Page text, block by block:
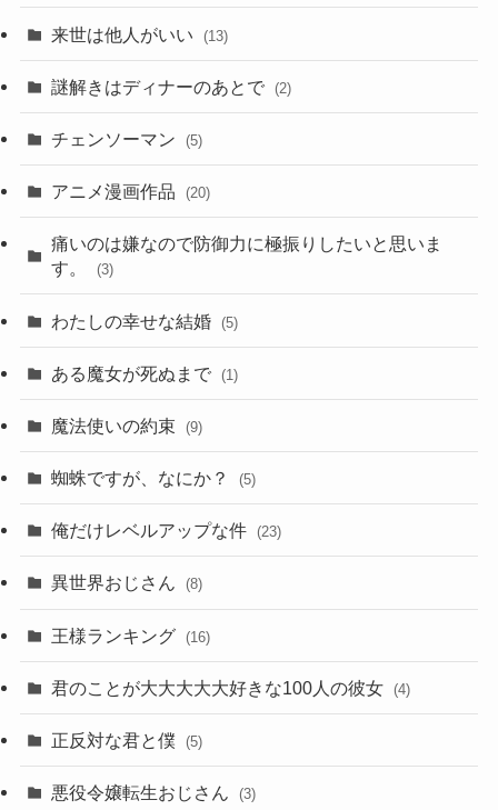
来世は他人がいい (13)
謎解きはディナーのあとで (2)
チェンソーマン (5)
アニメ漫画作品 (20)
痛いのは嫌なので防御力に極振りしたいと思いま
す。
(3)
わたしの幸せな結婚 (5)
ある魔女が死ぬまで (1)
魔法使いの約束 (9)
蜘蛛ですが、なにか？ (5)
俺だけレベルアップな件 (23)
異世界おじさん (8)
王様ランキング (16)
君のことが大大大大大好きな100人の彼女 (4)
正反対な君と僕 (5)
悪役令嬢転生おじさん (3)